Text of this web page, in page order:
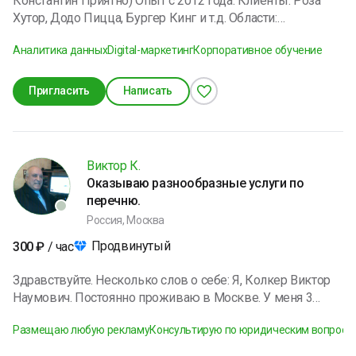
Хутор, Додо Пицца, Бургер Кинг и т.д. Области:
Маркетинговые источники трафика. Комплексная
консультировать и проводить аудиты.
Аналитика данныхDigital-маркетингКорпоративное обучение
Пригласить Написать
Виктор К.
Оказываю разнообразные услуги по
перечню.
Россия, Москва
300₽ / час Продвинутый
Здравствуйте. Несколько слов о себе: Я, Колкер Виктор
Наумович. Постоянно проживаю в Москве. У меня 3
Полковник в отставке. В 90-х, 2000-х годах создал в
Размещаю любую рекламуКонсультирую по юридическим